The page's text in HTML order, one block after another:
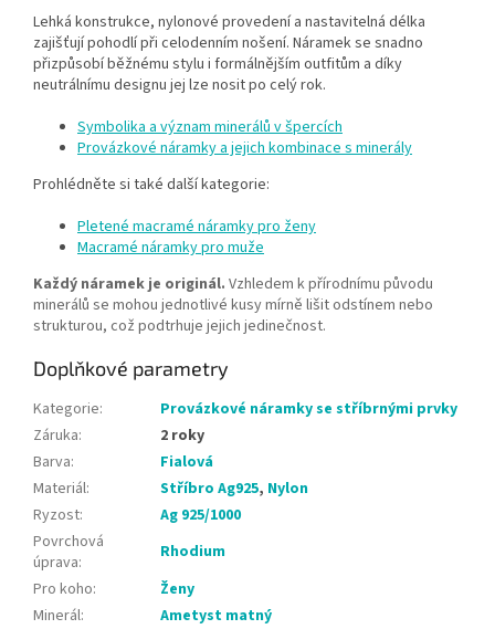
Lehká konstrukce, nylonové provedení a nastavitelná délka
zajišťují pohodlí při celodenním nošení. Náramek se snadno
přizpůsobí běžnému stylu i formálnějším outfitům a díky
neutrálnímu designu jej lze nosit po celý rok.
Symbolika a význam minerálů v špercích
Provázkové náramky a jejich kombinace s minerály
Prohlédněte si také další kategorie:
Pletené macramé náramky pro ženy
Macramé náramky pro muže
Každý náramek je originál. Vzhledem k přírodnímu původu
minerálů se mohou jednotlivé kusy mírně lišit odstínem nebo
strukturou, což podtrhuje jejich jedinečnost.
Doplňkové parametry
Kategorie:
Provázkové náramky se stříbrnými prvky
Záruka:
2 roky
Barva:
Fialová
Materiál: Stříbro Ag925, Nylon
Ryzost:
Ag 925/1000
Povrchová
úprava:
Rhodium
Pro koho:
Ženy
Minerál:
Ametyst matný